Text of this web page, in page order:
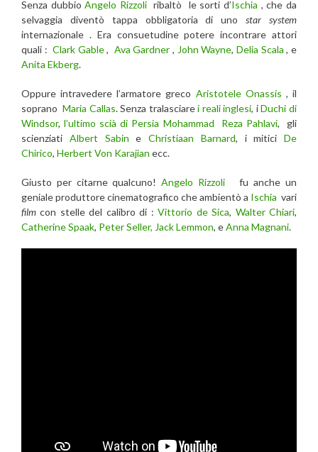
Senza dubbioAngelo Rizzoli ribaltò le sorti d’Ischia , che da
selvaggia diventò tappa obbligatoria di unostar system
internazionale . Era consuetudine potere incontrare attori
quali : Clark Gable, Ava Gardner , John Wayne,Delia Scala , e
Anita Ekberg.
Oppure intravedere l’armatore greco Aristotele Onassis , il
sopranoMaria Callas. Senza tralasciarei reali inglesi, iDuchi di
Windsor,l’ultimo scià di Persia Mohammad Reza Pahlavi, gli
scienziati Albert Sabin e Christiaan Barnard, i mitici De
Chirico, Herbert Von Karajian ecc.
Giusto per citarne qualcuno!Angelo Rizzoli fu anche un
geniale produttore cinematografico che ambientò a Ischia vari
film con stelle del calibro di :Vittorio de Sica, Walter Chiari,
Catherine Spaak, Peter Seller, Jack Lemmon, eAnna Magnani.